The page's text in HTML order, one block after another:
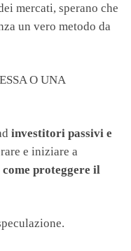
mercati, sperano che
un vero metodo da
O UNA
investitori passivi e
e iniziare a
proteggere il